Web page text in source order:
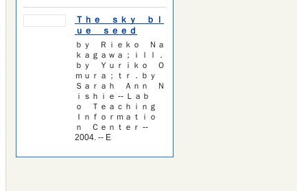
Ｔｈｅ ｓｋｙ ｂｌ
ｕｅ ｓｅｅｄ
ｂｙ Ｒｉｅｋｏ Ｎａ
ｋａｇａｗａ；ｉｌｌ．
ｂｙ Ｙｕｒｉｋｏ Ｏ
ｍｕｒａ；ｔｒ．ｂｙ
Ｓａｒａｈ Ａｎｎ Ｎ
ｉｓｈｉｅ -- Ｌａｂ
ｏ Ｔｅａｃｈｉｎｇ
Ｉｎｆｏｒｍａｔｉｏ
ｎ Ｃｅｎｔｅｒ --
2004. -- E